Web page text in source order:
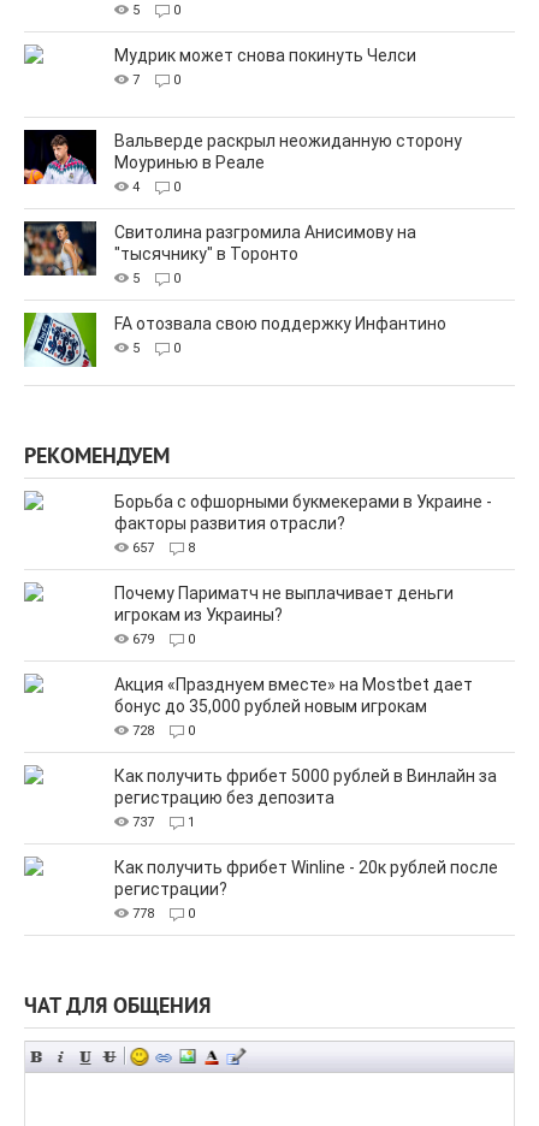
5 0
Мудрик может снова покинуть Челси
7 0
Вальверде раскрыл неожиданную сторону
Моуринью в Реале
4 0
Свитолина разгромила Анисимову на
"тысячнику" в Торонто
5 0
FA отозвала свою поддержку Инфантино
5 0
РЕКОМЕНДУЕМ
Борьба с офшорными букмекерами в Украине -
факторы развития отрасли?
657 8
Почему Париматч не выплачивает деньги
игрокам из Украины?
679 0
Акция «Празднуем вместе» на Mostbet дает
бонус до 35,000 рублей новым игрокам
728 0
Как получить фрибет 5000 рублей в Винлайн за
регистрацию без депозита
737 1
Как получить фрибет Winline - 20к рублей после
регистрации?
778 0
ЧАТ ДЛЯ ОБЩЕНИЯ